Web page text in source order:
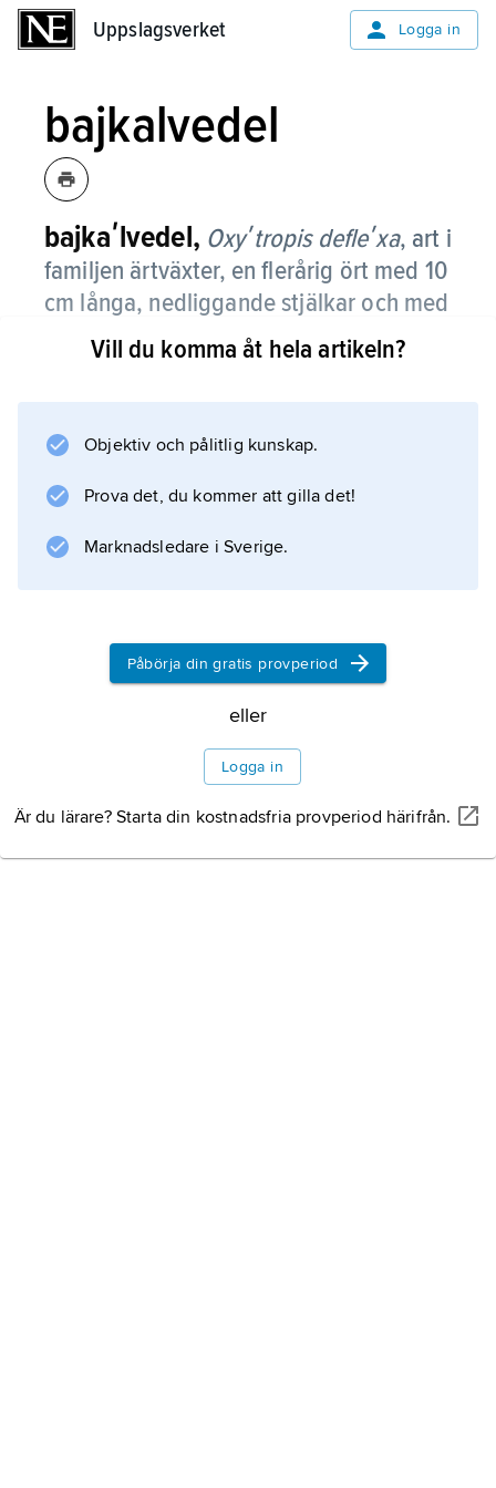
Uppslagsverket Logga in
bajkalvedel
bajkaʹlvedel, Oxyʹtropis defleʹxa, art i
familjen ärtväxter, en flerårig ört med 10
cm långa, nedliggande stjälkar och med
parbladiga blad med 11–16 par
småblad.
utstående hår. Blommorna sitter samlade i
Vill du komma åt hela artikeln?
Objektiv och pålitlig kunskap.
Prova det, du kommer att gilla det!
Marknadsledare i Sverige.
Påbörja din gratis provperiod
eller
Logga in
Är du lärare? Starta din kostnadsfria provperiod härifrån.